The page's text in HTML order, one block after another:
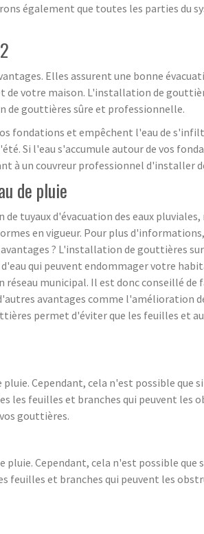
également que toutes les parties du
Elles assurent une bonne
votre maison. L'installation de
de gouttières sûre et professionnelle.
fondations et empêchent l'eau de
Si l'eau s'accumule autour de vos
à un couvreur professionnel d'installer
de pluie
tuyaux d'évacuation des eaux
en vigueur. Pour plus
? L'installation de gouttières
qui peuvent endommager votre
réseau municipal. Il est donc conseillé
avantages comme l'amélioration
permet d'éviter que les feuilles et
Cependant, cela n'est possible
les feuilles et branches qui peuvent les
gouttières.
pluie. Cependant, cela n'est possible
et branches qui peuvent les